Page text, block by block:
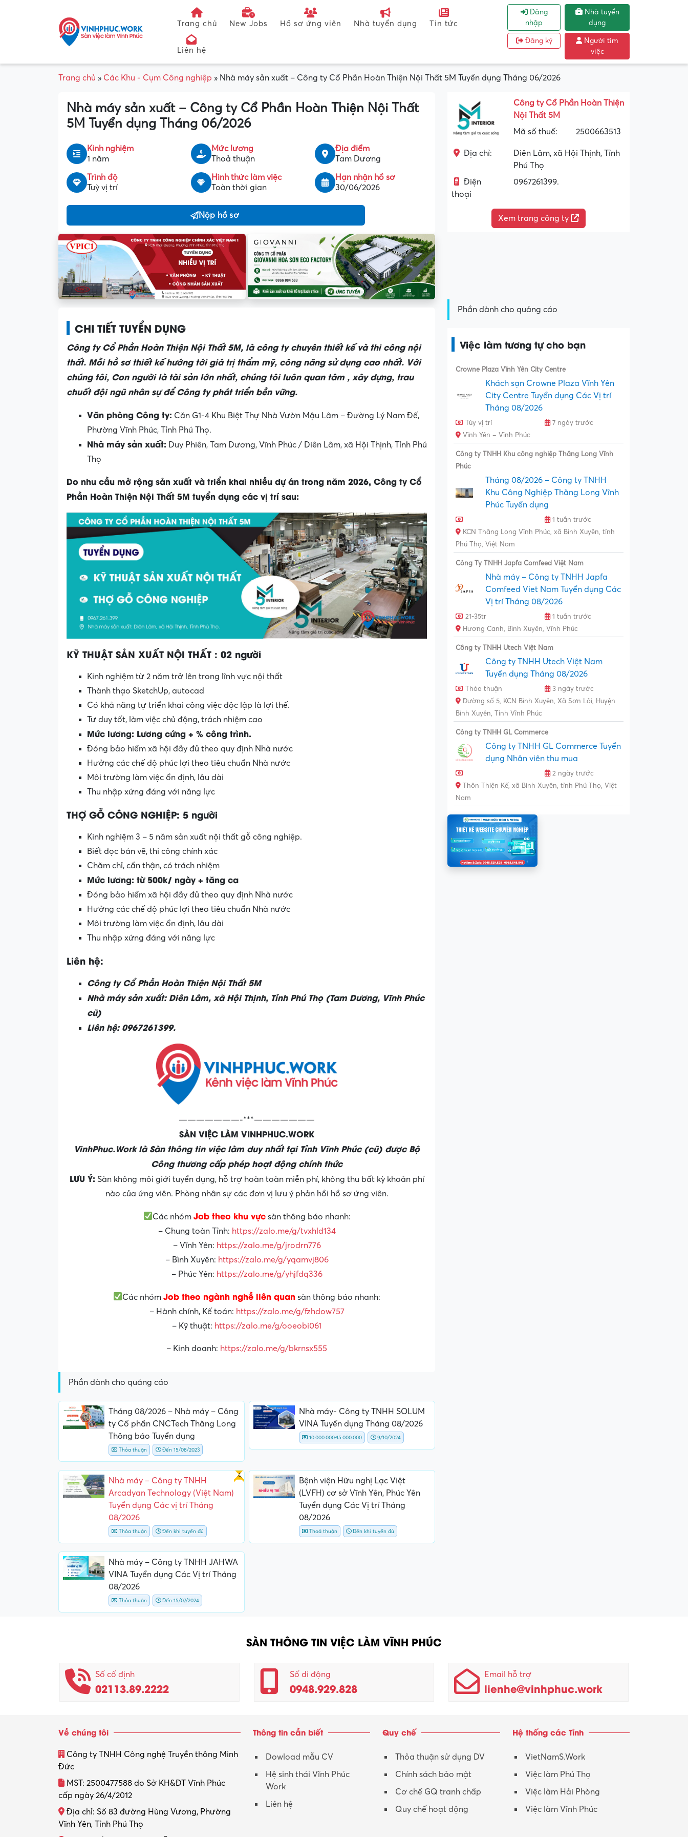
Trang chủ New Jobs Hồ sơ ứng viên Nhà tuyển dụng Tin tức
Liên hệ
Đăng
nhập
Đăng ký
Nhà tuyển
dụng
Người tìm
việc
Trang chủ » Các Khu - Cụm Công nghiệp » Nhà máy sản xuất – Công ty Cổ Phần Hoàn Thiện Nội Thất 5M Tuyển dụng Tháng 06/2026
Nhà máy sản xuất – Công ty Cổ Phần Hoàn Thiện Nội Thất
5M Tuyển dụng Tháng 06/2026
Kinh nghiệm
1 năm
Mức lương
Thoả thuận
Địa điểm
Tam Dương
Trình độ
Tuỳ vị trí
Hình thức làm việc
Toàn thời gian
Hạn nhận hồ sơ
30/06/2026
Nộp hồ sơ
Công ty Cổ Phần Hoàn Thiện
Nội Thất 5M
Mã số thuế:
2500663513
Địa chỉ:
Diên Lâm, xã Hội Thịnh, Tỉnh
Phú Thọ
Điện
thoại
0967261399.
Xem trang công ty
CHI TIẾT TUYỂN DỤNG
Công ty Cổ Phần Hoàn Thiện Nội Thất 5M, là công ty chuyên thiết kế và thi công nội
thất. Mỗi hồ sơ thiết kế hướng tới giá trị thẩm mỹ, công năng sử dụng cao nhất. Với
chúng tôi, Con người là tài sản lớn nhất, chúng tôi luôn quan tâm , xây dựng, trau
chuốt đội ngũ nhân sự để Công ty phát triển bền vững.
Văn phòng Công ty: Căn G1-4 Khu Biệt Thự Nhà Vườn Mậu Lâm – Đường Lý Nam Đế,
Phường Vĩnh Phúc, Tỉnh Phú Thọ.
Nhà máy sản xuất: Duy Phiên, Tam Dương, Vĩnh Phúc / Diên Lâm, xã Hội Thịnh, Tỉnh Phú
Thọ
Do nhu cầu mở rộng sản xuất và triển khai nhiều dự án trong năm 2026, Công ty Cổ
Phần Hoàn Thiện Nội Thất 5M tuyển dụng các vị trí sau:
KỸ THUẬT SẢN XUẤT NỘI THẤT : 02 người
Kinh nghiệm từ 2 năm trở lên trong lĩnh vực nội thất
Thành thạo SketchUp, autocad
Có khả năng tự triển khai công việc độc lập là lợi thế.
Tư duy tốt, làm việc chủ động, trách nhiệm cao
Mức lương: Lương cứng + % công trình.
Đóng bảo hiểm xã hội đầy đủ theo quy định Nhà nước
Hưởng các chế độ phúc lợi theo tiêu chuẩn Nhà nước
Môi trường làm việc ổn định, lâu dài
Thu nhập xứng đáng với năng lực
THỢ GỖ CÔNG NGHIỆP: 5 người
Kinh nghiệm 3 – 5 năm sản xuất nội thất gỗ công nghiệp.
Biết đọc bản vẽ, thi công chính xác
Chăm chỉ, cẩn thận, có trách nhiệm
Mức lương: từ 500k/ ngày + tăng ca
Đóng bảo hiểm xã hội đầy đủ theo quy định Nhà nước
Hưởng các chế độ phúc lợi theo tiêu chuẩn Nhà nước
Môi trường làm việc ổn định, lâu dài
Thu nhập xứng đáng với năng lực
Liên hệ:
Công ty Cổ Phần Hoàn Thiện Nội Thất 5M
Nhà máy sản xuất: Diên Lâm, xã Hội Thịnh, Tỉnh Phú Thọ (Tam Dương, Vĩnh Phúc
cũ)
Liên hệ: 0967261399.
———————-***———————
SÀN VIỆC LÀM VINHPHUC.WORK
VinhPhuc.Work là Sàn thông tin việc làm duy nhất tại Tỉnh Vĩnh Phúc (cũ) được Bộ
Công thương cấp phép hoạt động chính thức
LƯU Ý: Sàn không môi giới tuyển dụng, hỗ trợ hoàn toàn miễn phí, không thu bất kỳ khoản phí
nào của ứng viên. Phòng nhân sự các đơn vị lưu ý phản hồi hồ sơ ứng viên.
Các nhóm Job theo khu vựcsàn thông báo nhanh:
– Chung toàn Tỉnh: https://zalo.me/g/tvxhld134
– Vĩnh Yên: https://zalo.me/g/jrodrn776
– Bình Xuyên: https://zalo.me/g/yqamvj806
– Phúc Yên: https://zalo.me/g/yhjfdq336
Các nhómJob theo ngành nghề liên quan sàn thông báo nhanh:
– Hành chính, Kế toán: https://zalo.me/g/fzhdow757
– Kỹ thuật: https://zalo.me/g/ooeobi061
– Kinh doanh: https://zalo.me/g/bkrnsx555
Phần dành cho quảng cáo
Tháng 08/2026 – Nhà máy – Công
ty Cổ phần CNCTech Thăng Long
Thông báo Tuyển dụng
Thỏa thuận Đến 15/08/2023
Nhà máy- Công ty TNHH SOLUM
VINA Tuyển dụng Tháng 08/2026
10.000.000-15.000.000 9/10/2024
Gấp
Nhà máy – Công ty TNHH
Arcadyan Technology (Việt Nam)
Tuyển dụng Các vị trí Tháng
08/2026
Thỏa thuận Đến khi tuyển đủ
Bệnh viện Hữu nghị Lạc Việt
(LVFH) cơ sở Vĩnh Yên, Phúc Yên
Tuyển dụng Các Vị trí Tháng
08/2026
Thoả thuận Đến khi tuyển đủ
Nhà máy – Công ty TNHH JAHWA
VINA Tuyển dụng Các Vị trí Tháng
08/2026
Thỏa thuận Đến 15/07/2024
Phần dành cho quảng cáo
Việc làm tương tự cho bạn
Crowne Plaza Vĩnh Yên City Centre
Khách sạn Crowne Plaza Vĩnh Yên
City Centre Tuyển dụng Các Vị trí
Tháng 08/2026
Tùy vị trí
7 ngày trước
Vĩnh Yên – Vĩnh Phúc
Công ty TNHH Khu công nghiệp Thăng Long Vĩnh
Phúc
Tháng 08/2026 – Công ty TNHH
Khu Công Nghiệp Thăng Long Vĩnh
Phúc Tuyển dụng
1 tuần trước
KCN Thăng Long Vĩnh Phúc, xã Bình Xuyên, tỉnh
Phú Thọ, Việt Nam
Công Ty TNHH Japfa Comfeed Việt Nam
Nhà máy – Công ty TNHH Japfa
Comfeed Viet Nam Tuyển dụng Các
Vị trí Tháng 08/2026
21-35tr
1 tuần trước
Hương Canh, Bình Xuyên, Vĩnh Phúc
Công ty TNHH Utech Việt Nam
Công ty TNHH Utech Việt Nam
Tuyển dụng Tháng 08/2026
Thỏa thuận
3 ngày trước
Đường số 5, KCN Bình Xuyên, Xã Sơn Lôi, Huyện
Bình Xuyên, Tỉnh Vĩnh Phúc
Công ty TNHH GL Commerce
Công ty TNHH GL Commerce Tuyển
dụng Nhân viên thu mua
2 ngày trước
Thôn Thiện Kế, xã Bình Xuyên, tỉnh Phú Thọ, Việt
Nam
SÀN THÔNG TIN VIỆC LÀM VĨNH PHÚC
Số cố định
02113.89.2222
Số di động
0948.929.828
Email hỗ trợ
lienhe@vinhphuc.work
Về chúng tôi
Công ty TNHH Công nghệ Truyền thông Minh
Đức
MST: 2500477588 do Sở KH&ĐT Vĩnh Phúc
cấp ngày 26/4/2012
Địa chỉ: Số 83 đường Hùng Vương, Phường
Vĩnh Yên, Tỉnh Phú Thọ
Thông tin cần biết
Dowload mẫu CV
Hệ sinh thái Vĩnh Phúc
Work
Liên hệ
Quy chế
Thỏa thuận sử dụng DV
Chính sách bảo mật
Cơ chế GQ tranh chấp
Quy chế hoạt động
Hệ thống các Tỉnh
VietNamS.Work
Việc làm Phú Thọ
Việc làm Hải Phòng
Việc làm Vĩnh Phúc